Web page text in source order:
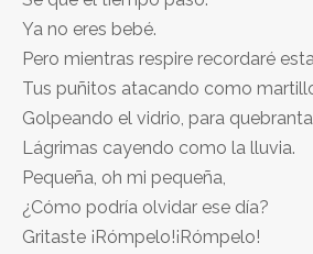
Ya no eres bebé.
Pero mientras respire recordaré
Tus puñitos atacando como
Golpeando el vidrio, para
Lágrimas cayendo como la lluvia.
Pequeña, oh mi pequeña,
¿Cómo podría olvidar ese día?
Gritaste ¡Rómpelo!¡Rómpelo!